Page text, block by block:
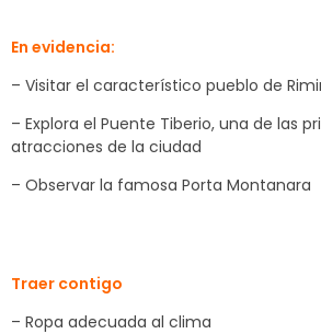
En evidencia:
– Visitar el característico pueblo de
– Explora el Puente Tiberio, una de las
atracciones de la ciudad
– Observar la famosa Porta Montanara
Traer contigo
– Ropa adecuada al clima